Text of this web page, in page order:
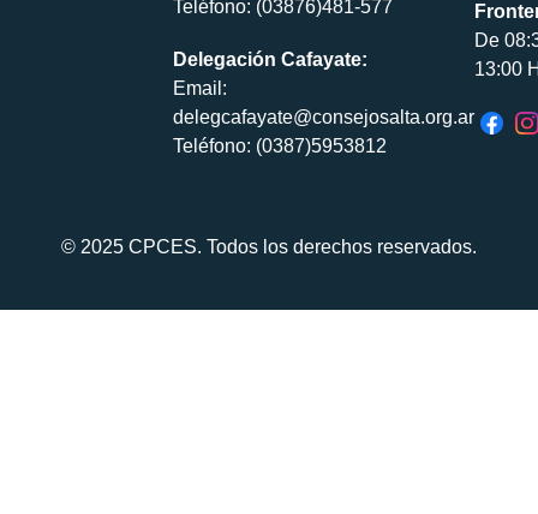
Teléfono: (03876)481-577
Delegación Cafayate:
Email:
delegcafayate@consejosalta.org.ar
Teléfono: (0387)5953812
De
13:00
© 2025 CPCES. Todos los derechos reservados.